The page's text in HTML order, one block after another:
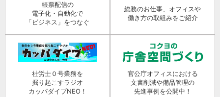
帳票配信の
電子化・自動化で
「ビジネス」をつなぐ
総務のお仕事、オフィスや
働き方の取組みをご紹介
社労士０号業務を
掘り起こすラジオ
カッパダイブNEO！
官公庁オフィスにおける
文書削減や備品管理の
先進事例を公開中！